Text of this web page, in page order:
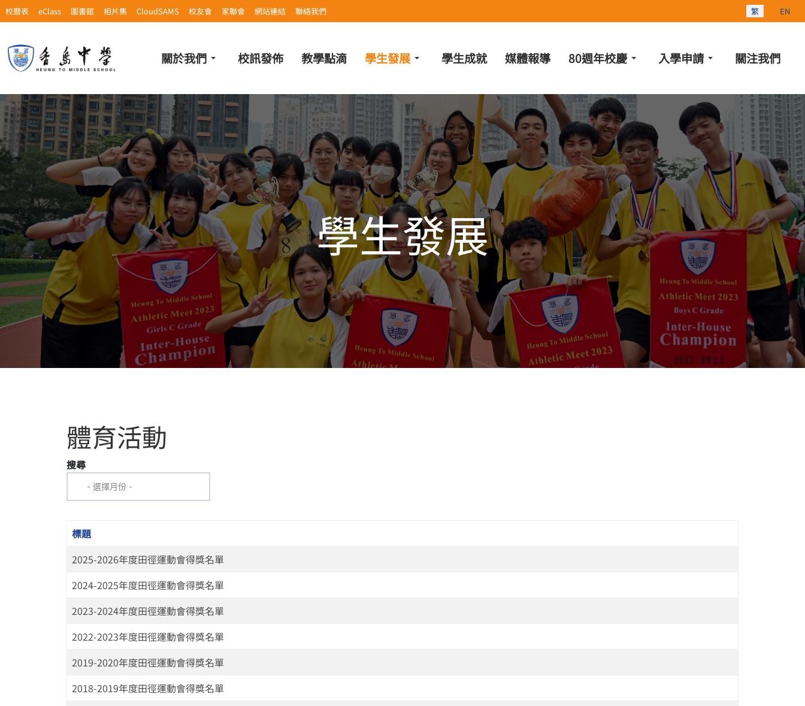
校曆表 eClass 圖書館 相片集 CloudSAMS 校友會 家聯會 網站連結 聯絡我們 選擇你的語言
繁 EN
關於我們 校訊發佈 教學點滴 學生發展 學生成就 媒體報導 80週年校慶 入學申請 關注我們
學生發展
體育活動
搜尋
標題
2025-2026年度田徑運動會得獎名單
2024-2025年度田徑運動會得獎名單
2023-2024年度田徑運動會得獎名單
2022-2023年度田徑運動會得獎名單
2019-2020年度田徑運動會得獎名單
2018-2019年度田徑運動會得獎名單